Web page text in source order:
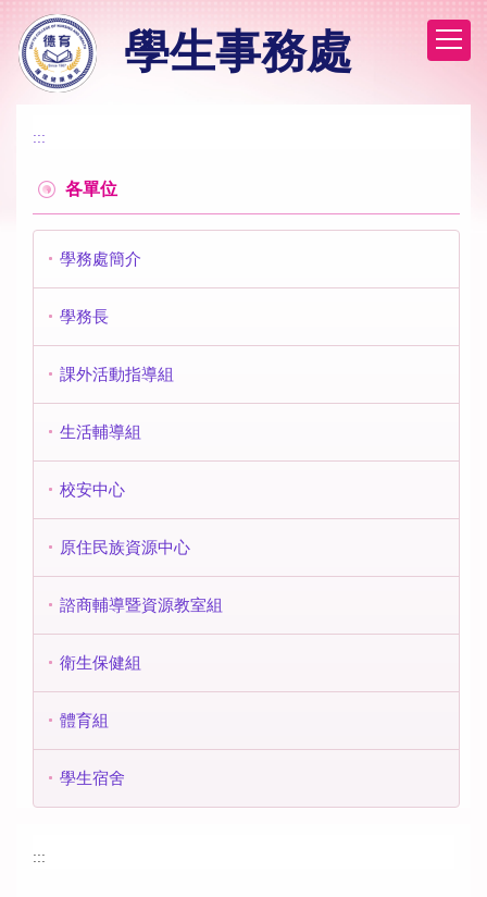
到
主
學生事務處
:::
各單位
學務處簡介
學務長
課外活動指導組
生活輔導組
校安中心
原住民族資源中心
諮商輔導暨資源教室組
衛生保健組
體育組
學生宿舍
:::